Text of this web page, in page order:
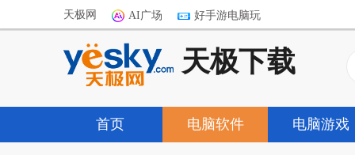
天极网 AI广场 好手游电脑玩
天极下载
首页 电脑软件 电脑游戏